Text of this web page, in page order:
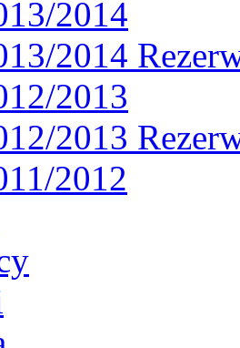
2014
2014
2013
2013
2012